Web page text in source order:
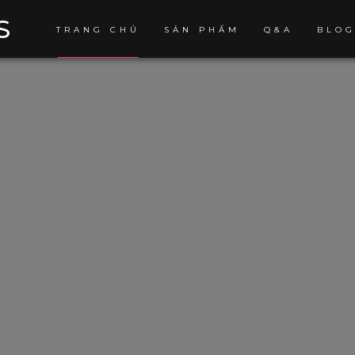
TRANG CHỦ SẢN PHẨM Q&A BLOG